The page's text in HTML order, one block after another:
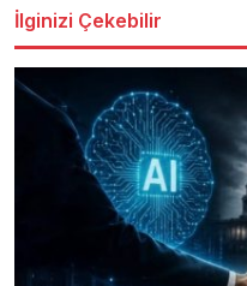
İlginizi Çekebilir